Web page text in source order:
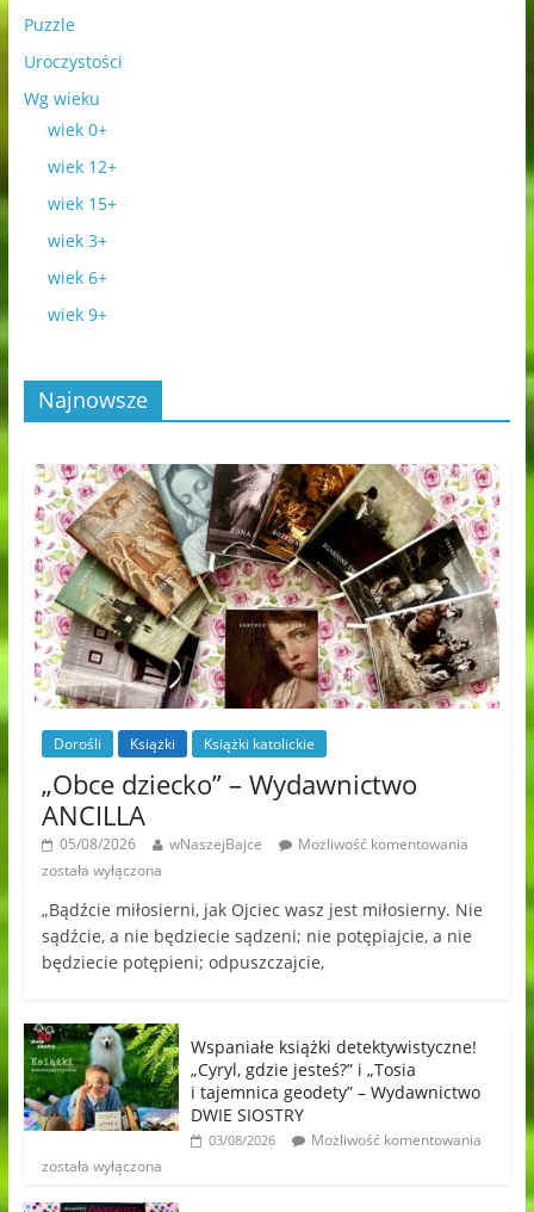
Puzzle
Uroczystości
Wg wieku
wiek 0+
wiek 12+
wiek 15+
wiek 3+
wiek 6+
wiek 9+
Najnowsze
Dorośli Książki Książki katolickie
„Obce dziecko” – Wydawnictwo
ANCILLA
05/08/2026 wNaszejBajce
Możliwość komentowania
została wyłączona
„Bądźcie miłosierni, jak Ojciec wasz jest miłosierny. Nie
sądźcie, a nie będziecie sądzeni; nie potępiajcie, a nie
będziecie potępieni; odpuszczajcie,
Wspaniałe książki detektywistyczne!
„Cyryl, gdzie jesteś?” i „Tosia
i tajemnica geodety” – Wydawnictwo
DWIE SIOSTRY
03/08/2026
Możliwość komentowania
została wyłączona